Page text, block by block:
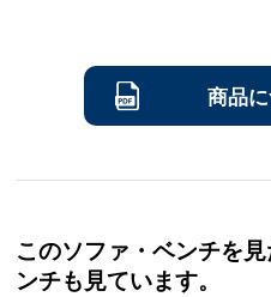
商品
このソファ・ベンチを
ンチも見ています。